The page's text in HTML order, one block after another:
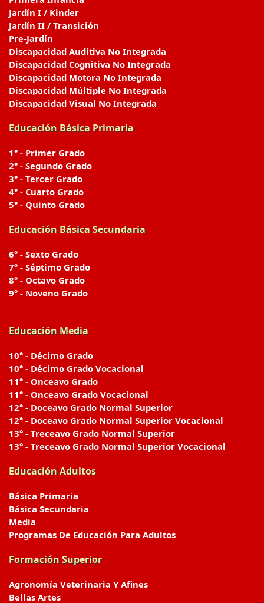
Jardín I / Kinder
Jardín II / Transición
Pre-Jardín
Discapacidad Auditiva No Integrada
Discapacidad Cognitiva No Integrada
Discapacidad Motora No Integrada
Discapacidad Múltiple No Integrada
Discapacidad Visual No Integrada
Educación Básica Primaria
1° - Primer Grado
2° - Segundo Grado
3° - Tercer Grado
4° - Cuarto Grado
5° - Quinto Grado
Educación Básica Secundaria
6° - Sexto Grado
7° - Séptimo Grado
8° - Octavo Grado
9° - Noveno Grado
Educación Media
10° - Décimo Grado
10° - Décimo Grado Vocacional
11° - Onceavo Grado
11° - Onceavo Grado Vocacional
12° - Doceavo Grado Normal Superior
12° - Doceavo Grado Normal Superior Vocacional
13° - Treceavo Grado Normal Superior
13° - Treceavo Grado Normal Superior Vocacional
Educación Adultos
Básica Primaria
Básica Secundaria
Media
Programas De Educación Para Adultos
Formación Superior
Agronomía Veterinaria Y Afines
Bellas Artes